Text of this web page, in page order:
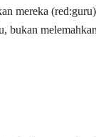
mereka
bukan